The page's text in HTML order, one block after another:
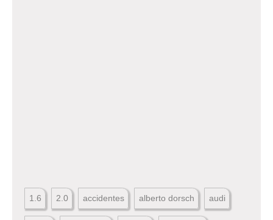
1.6 2.0 accidentes alberto dorsch audi